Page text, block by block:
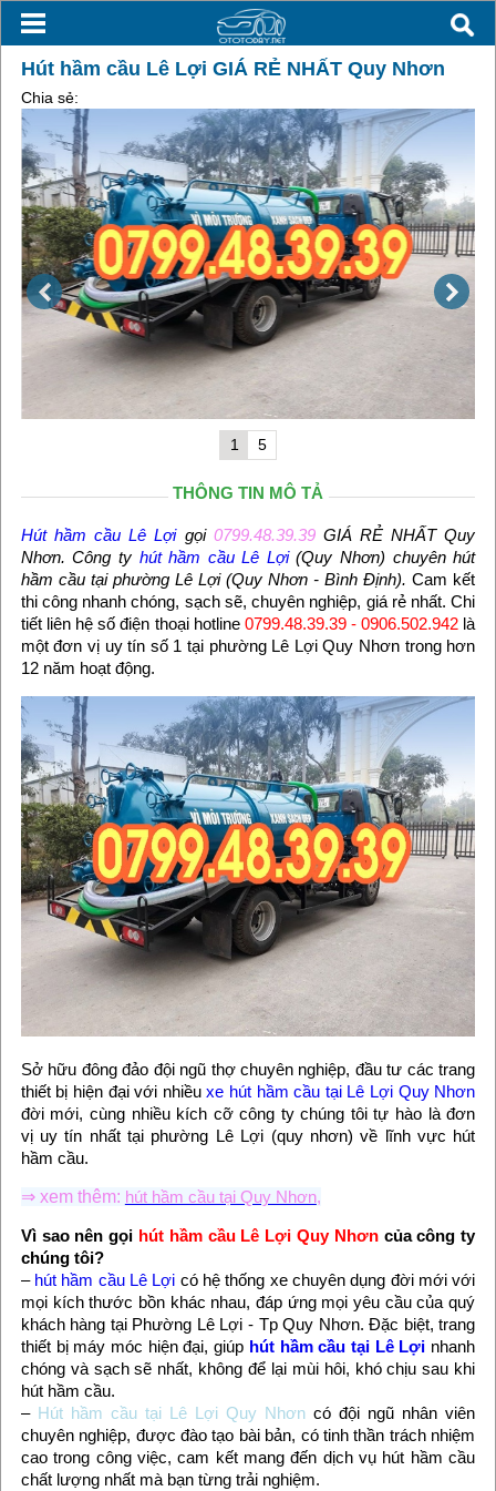
Hút hầm cầu Lê Lợi GIÁ RẺ NHẤT Quy Nhơn
Chia sẻ:
1 5
THÔNG TIN MÔ TẢ
Hút hầm cầu Lê Lợigọi 0799.48.39.39GIÁ RẺ NHẤT Quy
Nhơn. Công ty hút hầm cầu Lê Lợi(Quy Nhơn) chuyên hút
hầm cầu tại phường Lê Lợi (Quy Nhơn - Bình Định). Cam kết
thi công nhanh chóng, sạch sẽ, chuyên nghiệp, giá rẻ nhất. Chi
tiết liên hệ số điện thoại hotline 0799.48.39.39 - 0906.502.942 là
một đơn vị uy tín số 1 tại phường Lê Lợi Quy Nhơn trong hơn
12 năm hoạt động.
Sở hữu đông đảo đội ngũ thợ chuyên nghiệp, đầu tư các trang
thiết bị hiện đại với nhiềuxe hút hầm cầu tại Lê Lợi Quy Nhơn
đời mới, cùng nhiều kích cỡ công ty chúng tôi tự hào là đơn
vị uy tín nhất tại phường Lê Lợi (quy nhơn) về lĩnh vực hút
hầm cầu.
⇒ xem thêm: hút hầm cầu tại Quy Nhơn,
Vì sao nên gọi hút hầm cầu Lê Lợi Quy Nhơncủa công ty
chúng tôi?
– hút hầm cầu Lê Lợi có hệ thống xe chuyên dụng đời mới với
mọi kích thước bồn khác nhau, đáp ứng mọi yêu cầu của quý
khách hàng tại Phường Lê Lợi - Tp Quy Nhơn. Đặc biệt, trang
thiết bị máy móc hiện đại, giúp hút hầm cầu tại Lê Lợi nhanh
chóng và sạch sẽ nhất, không để lại mùi hôi, khó chịu sau khi
hút hầm cầu.
– Hút hầm cầu tại Lê Lợi Quy Nhơn có đội ngũ nhân viên
chuyên nghiệp, được đào tạo bài bản, có tinh thần trách nhiệm
cao trong công việc, cam kết mang đến dịch vụ hút hầm cầu
chất lượng nhất mà bạn từng trải nghiệm.